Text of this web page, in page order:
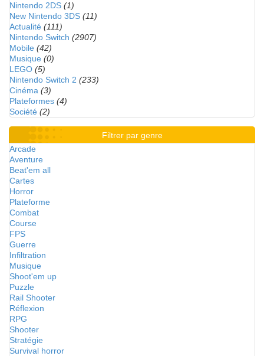
Nintendo 2DS (1)
New Nintendo 3DS (11)
Actualité (111)
Nintendo Switch (2907)
Mobile (42)
Musique (0)
LEGO (5)
Nintendo Switch 2 (233)
Cinéma (3)
Plateformes (4)
Société (2)
Filtrer par genre
Arcade
Aventure
Beat'em all
Cartes
Horror
Plateforme
Combat
Course
FPS
Guerre
Infiltration
Musique
Shoot'em up
Puzzle
Rail Shooter
Réflexion
RPG
Shooter
Stratégie
Survival horror